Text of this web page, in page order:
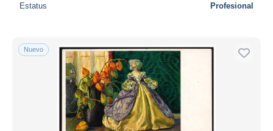
Estatus Profesional
Nuevo